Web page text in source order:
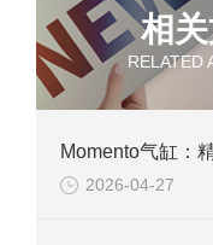
相
RELATED
2026-04-27